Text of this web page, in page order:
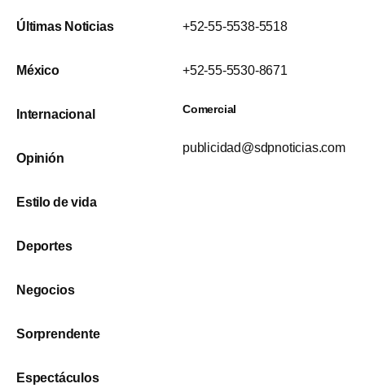
Últimas Noticias
México
Internacional
Opinión
Estilo de vida
Deportes
Negocios
Sorprendente
Espectáculos
+52-55-5538-5518
+52-55-5530-8671
Comercial
publicidad@sdpnoticias.com